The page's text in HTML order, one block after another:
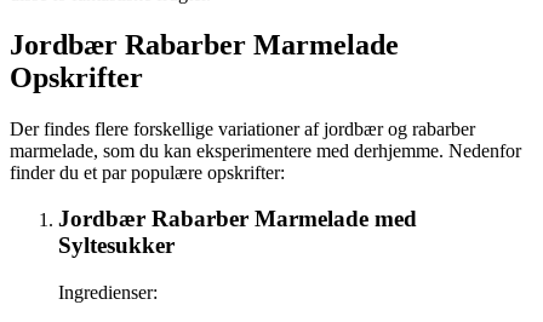
Jordbær Rabarber Marmelade
Opskrifter
Der findes flere forskellige variationer af jordbær og rabarber
marmelade, som du kan eksperimentere med derhjemme. Nedenfor
finder du et par populære opskrifter:
Jordbær Rabarber Marmelade med
Syltesukker
Ingredienser: